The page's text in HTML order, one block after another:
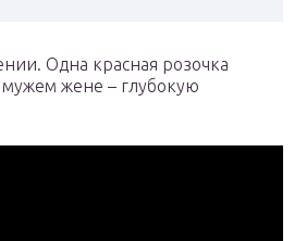
Одна красная розочка
жене – глубокую